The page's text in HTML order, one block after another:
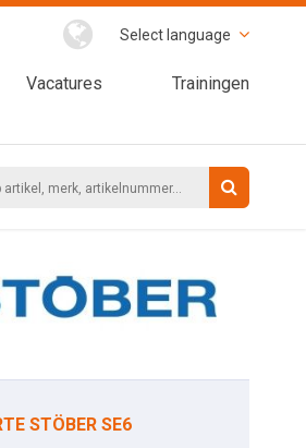
Select language
Vacatures Trainingen
STÖBER SE6